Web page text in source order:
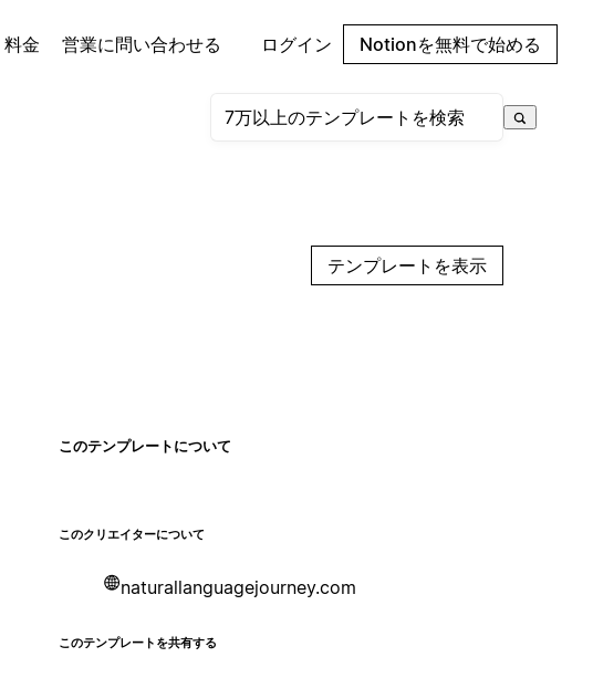
料金 営業に問い合わせる ログイン Notionを無料で始める
テンプレートを表示
このテンプレートについて
このクリエイターについて
naturallanguagejourney.com
このテンプレートを共有する